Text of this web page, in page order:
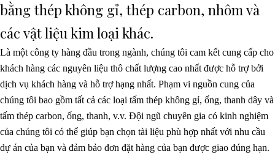
bằng thép không gỉ, thép carbon, nhôm và
các vật liệu kim loại khác.
Là một công ty hàng đầu trong ngành, chúng tôi cam kết cung cấp cho
khách hàng các nguyên liệu thô chất lượng cao nhất được hỗ trợ bởi
dịch vụ khách hàng và hỗ trợ hạng nhất. Phạm vi nguồn cung của
chúng tôi bao gồm tất cả các loại tấm thép không gỉ, ống, thanh dây và
tấm thép carbon, ống, thanh, v.v. Đội ngũ chuyên gia có kinh nghiệm
của chúng tôi có thể giúp bạn chọn tài liệu phù hợp nhất với nhu cầu
dự án của bạn và đảm bảo đơn đặt hàng của bạn được giao đúng hạn.